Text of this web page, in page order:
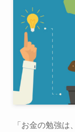
「お金の勉強